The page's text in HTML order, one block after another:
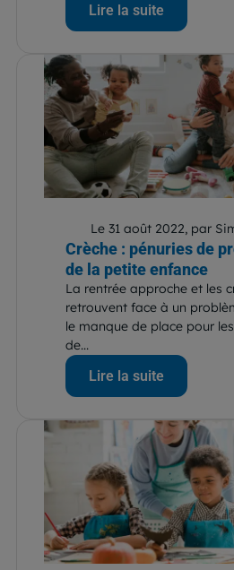
Lire la suite
Le 31 août 2022, par
Crèche : pénuries de
de la petite enfance
La rentrée approche et les
retrouvent face à un
le manque de place pour
de...
Lire la suite